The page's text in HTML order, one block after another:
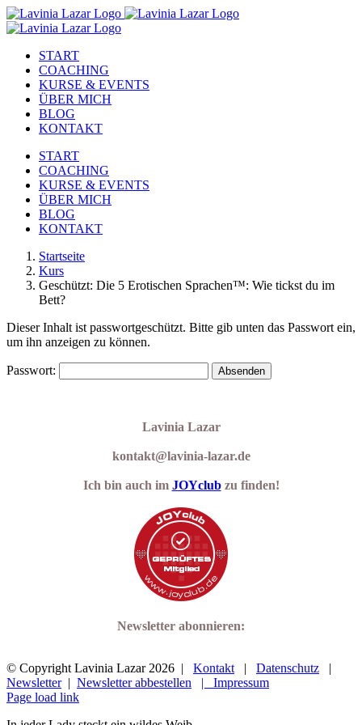
Zum
Inhalt
START
COACHING
KURSE & EVENTS
ÜBER MICH
BLOG
KONTAKT
START
COACHING
KURSE & EVENTS
ÜBER MICH
BLOG
KONTAKT
Startseite
Kurs
Geschützt: Die 5 Erotischen Sprachen™: Wie tickst du im
Bett?
Dieser Inhalt ist passwortgeschützt. Bitte gib unten das Passwort ein,
um ihn anzeigen zu können.
Passwort:
Lavinia Lazar
kontakt@lavinia-lazar.de
Ich bin auch im JOYclubzu finden!
Newsletter abonnieren:
© Copyright Lavinia Lazar 2026 | Kontakt | Datenschutz |
Newsletter| Newsletter abbestellen
| Impressum
Facebook
YouTube
Instagram
X
WhatsApp
Page load link